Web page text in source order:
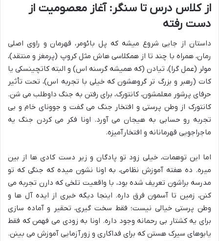
از کلاس درس تا سنگر: آغاز معصومیت از
دست رفته
داستان از جایی شروع میشه که پل بائومر، قهرمان و راوی اصلی
رمان، همراه با چند تا از همکلاسی هاش مثل کروپ (پرمغز و منتقد)،
مولر (عمل گرا)، تیادن (که همیشه گرسنه اس) و البته کاتچینسکی یا
کات (رهبر و بزرگ تر گروهشون که خیلی با تجربه اس)، تحت تأثیر
حرفای پرشور معلمشون، کانتورک، برای رفتن به جنگ داوطلب می شن.
کانتورک از وطن پرستی و افتخار جنگ می گفت و جوونای خام و بی
تجربه رو حسابی به هیجان می آورد. اونا فکر می کردن جنگ یه
ماجراجویی قهرمانانه و افتخارآمیزه.
اما این توهمات، خیلی زود تو پادگان و زیر دست کادی ها از بین
میره. ده هفته آموزش نظامی، به اونا نشون میده که جنگی که تو
مدرسه براشون تعریف شده بود، با واقعیت تلخی که دارن تجربه می
کنن، زمین تا آسمون فرق داره. اینجا دیگه خبری از ایده آل ها و
وطن پرستی خیالی نیست؛ فقط سخت گیری، تحقیر و آماده سازی
برای یه کشتار بی رحمانه وجود داره. اونا به زودی می فهمن که فقط
یابوهای سیرک هستن که برای فداکاری و زورآزمایی آموزش می بینن.